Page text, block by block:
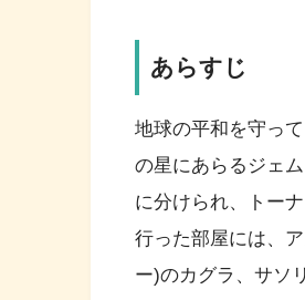
あらすじ
地球の平和を守っ
の星にあらるジェ
に分けられ、トー
行った部屋には、
ー)のカグラ、サソ